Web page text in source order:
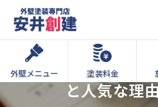
外壁メニュー 塗装料金
外壁塗装に艶をプ
と人気な理